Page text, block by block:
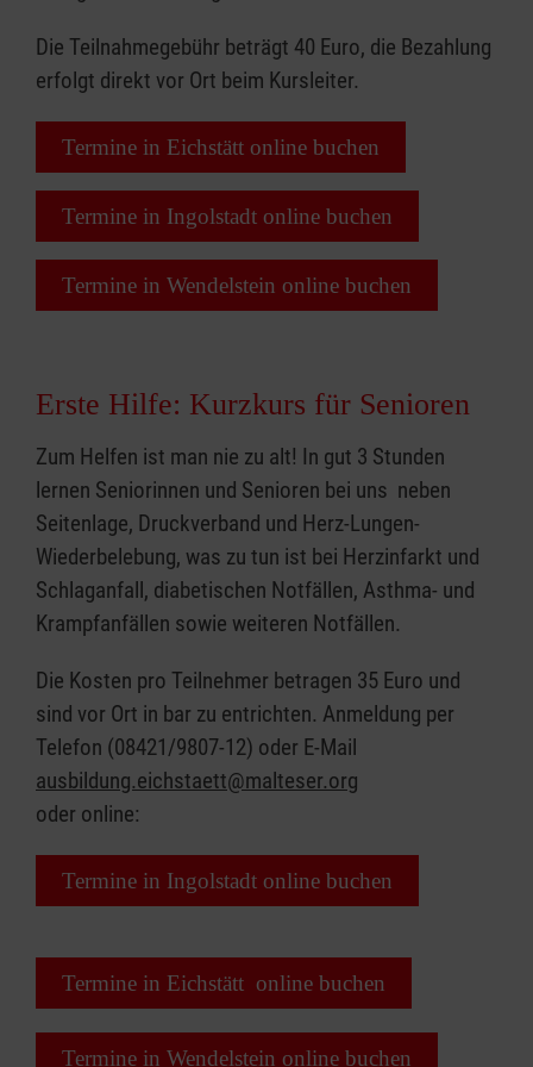
Die Teilnahmegebühr beträgt 40 Euro, die Bezahlung
erfolgt direkt vor Ort beim Kursleiter.
Termine in Eichstätt online buchen
Termine in Ingolstadt online buchen
Termine in Wendelstein online buchen
Erste Hilfe: Kurzkurs für Senioren
Zum Helfen ist man nie zu alt! In gut 3 Stunden
lernen Seniorinnen und Senioren bei uns neben
Seitenlage, Druckverband und Herz-Lungen-
Wiederbelebung, was zu tun ist bei Herzinfarkt und
Schlaganfall, diabetischen Notfällen, Asthma- und
Krampfanfällen sowie weiteren Notfällen.
Die Kosten pro Teilnehmer betragen 35 Euro und
sind vor Ort in bar zu entrichten. Anmeldung per
Telefon (08421/9807-12) oder E-Mail
ausbildung.eichstaett@malteser.org
oder online:
Termine in Ingolstadt online buchen
Termine in Eichstätt online buchen
Termine in Wendelstein online buchen